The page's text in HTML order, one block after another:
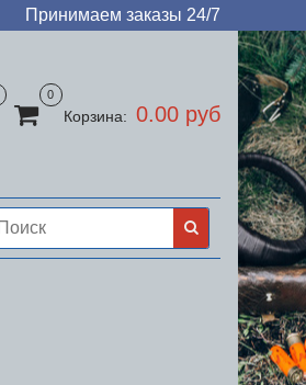
Принимаем заказы 24/7
0
Корзина: 0.00 руб